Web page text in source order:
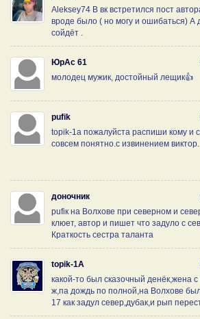
Aleksey74 В вк встретился пост
вроде было ( но могу и ошибаться) А
сойдёт .
ЮрАс 61
молодец мужик, достойный лещик👍
pufik
topik-1a пожалуйста распиши кому и
совсем понятно.с извинением виктор.
доночник
pufiк на Волхове при северном и
клюет, автор и пишет что задуло с
Краткость сестра таланта
topik-1A
какой-то был сказочный денёк,жена
ж,па дождь по полной,на Волхове
17 как задул север,дубак,и рып